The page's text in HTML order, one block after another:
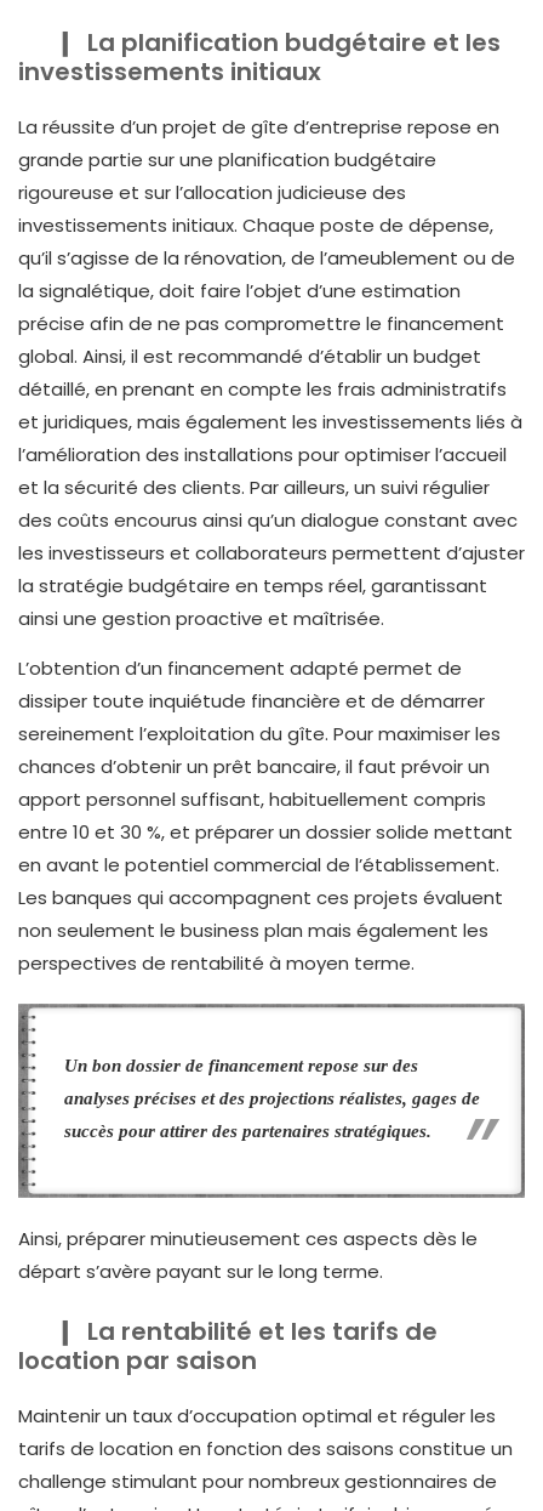
La planification budgétaire et les
investissements initiaux
La réussite d’un projet de gîte d’entreprise repose en
grande partie sur une planification budgétaire
rigoureuse et sur l’allocation judicieuse des
investissements initiaux. Chaque poste de dépense,
qu’il s’agisse de la rénovation, de l’ameublement ou de
la signalétique, doit faire l’objet d’une estimation
précise afin de ne pas compromettre le financement
global. Ainsi, il est recommandé d’établir un budget
détaillé, en prenant en compte les frais administratifs
et juridiques, mais également les investissements liés à
l’amélioration des installations pour optimiser l’accueil
et la sécurité des clients. Par ailleurs, un suivi régulier
des coûts encourus ainsi qu’un dialogue constant avec
les investisseurs et collaborateurs permettent d’ajuster
la stratégie budgétaire en temps réel, garantissant
ainsi une gestion proactive et maîtrisée.
L’obtention d’un financement adapté permet de
dissiper toute inquiétude financière et de démarrer
sereinement l’exploitation du gîte. Pour maximiser les
chances d’obtenir un prêt bancaire, il faut prévoir un
apport personnel suffisant, habituellement compris
entre 10 et 30 %, et préparer un dossier solide mettant
en avant le potentiel commercial de l’établissement.
Les banques qui accompagnent ces projets évaluent
non seulement le business plan mais également les
perspectives de rentabilité à moyen terme.
Un bon dossier de financement repose sur des
analyses précises et des projections réalistes, gages de
succès pour attirer des partenaires stratégiques.
Ainsi, préparer minutieusement ces aspects dès le
départ s’avère payant sur le long terme.
La rentabilité et les tarifs de
location par saison
Maintenir un taux d’occupation optimal et réguler les
tarifs de location en fonction des saisons constitue un
challenge stimulant pour nombreux gestionnaires de